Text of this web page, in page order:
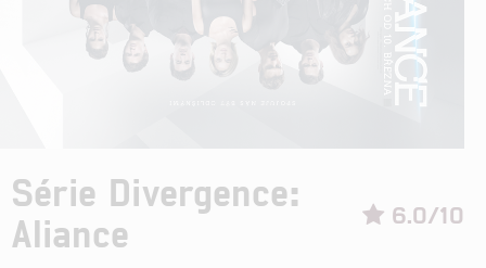
6.0/10
Série Divergence:
Aliance